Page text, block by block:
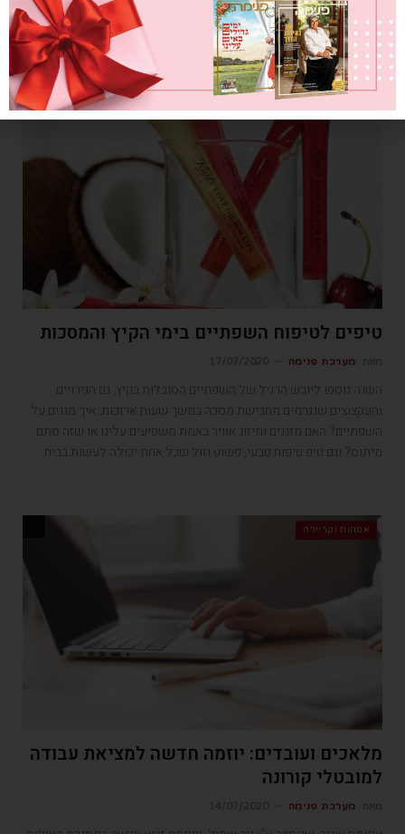
בתקופה שבה כולנו מתכנסים בחזרה הביתה, הרבנית נעמי שפירא בוחרת
להפוך את הבית לאוהל של תורה ותפילה
גוף ונפש
טיפים לטיפוח השפתיים בימי הקיץ והמסכות
מערכת פנימה
השנה נוספו ליובש הרגיל של השפתיים הסובלות בקיץ, גם הגירויים
והעקצוצים שנגרמים מחבישת מסכה במשך שעות ארוכות. איך מגנים על
השפתיים? האם מזגנים ומיזוג אוויר באמת משפיעים עלינו או שזה סתם
מיתוס? וגם טיפ טיפוח טבעי, פשוט וזול שכל אחת יכולה לעשות בבית
אמהות וקריירה
מלאכים ועובדים: יוזמה חדשה למציאת עבודה
למובטלי קורונה
מערכת פנימה